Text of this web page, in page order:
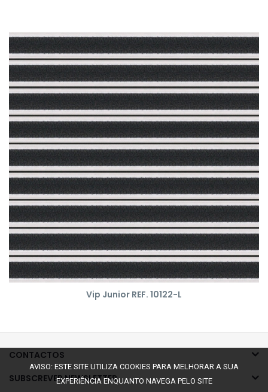
AVISO: ESTE SITE UTILIZA COOKIES PARA MELHORAR A SUA
EXPERIÊNCIA ENQUANTO NAVEGA PELO SITE
Vip Junior REF. 10122-L
CONTACTOS
SUBSCREVER NEWSLETTER